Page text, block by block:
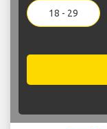
18 - 29